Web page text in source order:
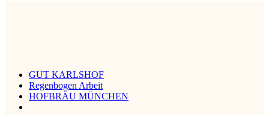
GUT KARLSHOF
Regenbogen Arbeit
HOFBRÄU MÜNCHEN